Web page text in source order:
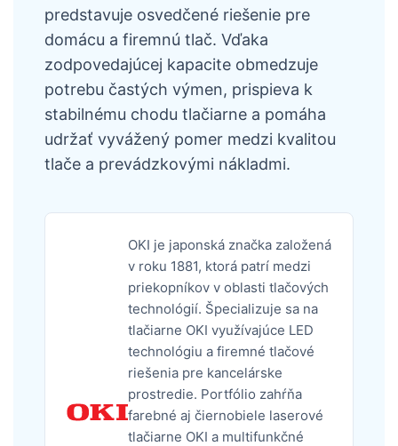
predstavuje osvedčené riešenie pre
domácu a firemnú tlač. Vďaka
zodpovedajúcej kapacite obmedzuje
potrebu častých výmen, prispieva k
stabilnému chodu tlačiarne a pomáha
udržať vyvážený pomer medzi kvalitou
tlače a prevádzkovými nákladmi.
OKI je japonská značka založená
v roku 1881, ktorá patrí medzi
priekopníkov v oblasti tlačových
technológií. Špecializuje sa na
tlačiarne OKI využívajúce LED
technológiu a firemné tlačové
riešenia pre kancelárske
prostredie. Portfólio zahŕňa
farebné aj čiernobiele laserové
tlačiarne OKI a multifunkčné